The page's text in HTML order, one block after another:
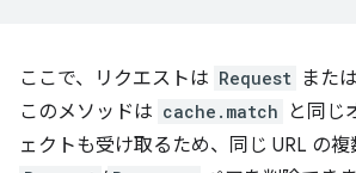
ここで、リクエストは Request また
このメソッドは cache.match
と同じ
ェクトも受け取るため、同じ URL の複